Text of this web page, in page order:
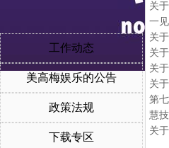
工作动态
美高梅娱乐的公告
政策法规
下载专区
关
一
关
关
关
关
第
慧